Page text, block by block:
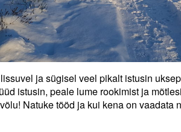
ja sügisel veel pikalt istusin
istusin, peale lume rookimist ja
Natuke tööd ja kui kena on vaadata